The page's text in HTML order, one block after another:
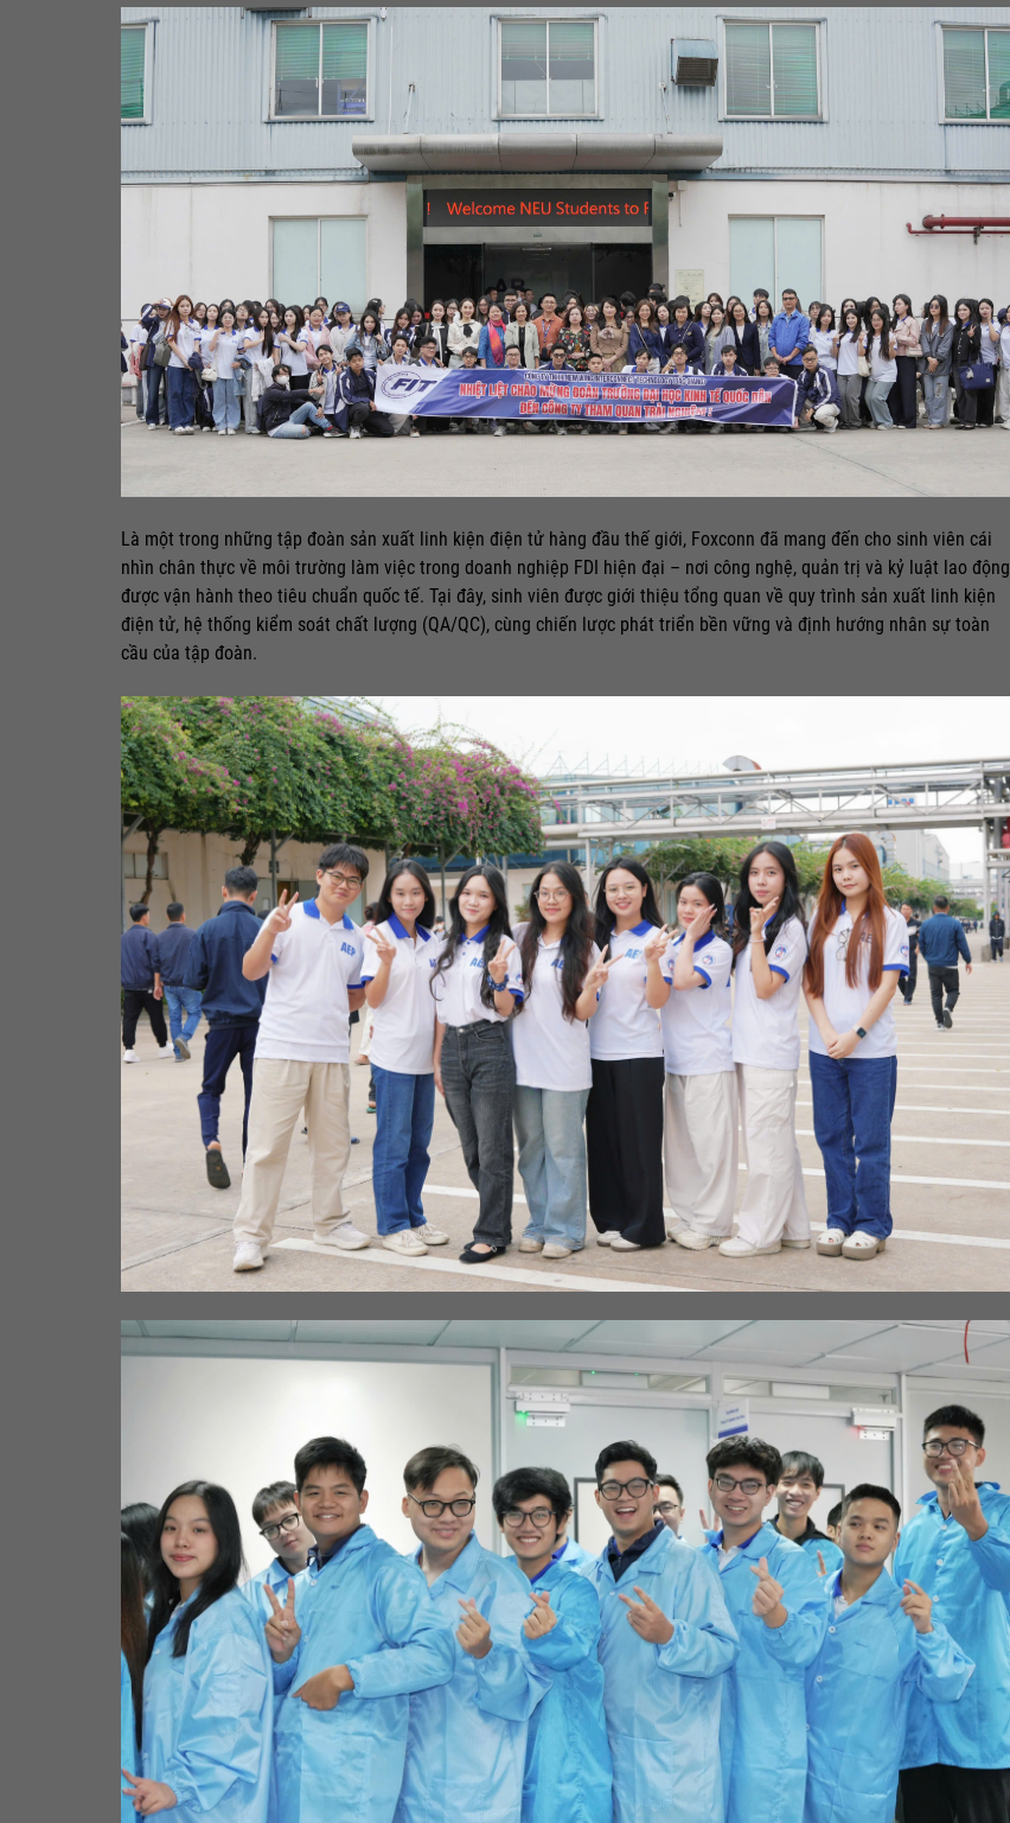
Là một trong những tập đoàn sản xuất linh kiện điện tử hàng đầu thế giới, Foxconn đã mang đến cho sinh viên cái
nhìn chân thực về môi trường làm việc trong doanh nghiệp FDI hiện đại – nơi công nghệ, quản trị và kỷ luật lao động
được vận hành theo tiêu chuẩn quốc tế. Tại đây, sinh viên được giới thiệu tổng quan về quy trình sản xuất linh kiện
điện tử, hệ thống kiểm soát chất lượng (QA/QC), cùng chiến lược phát triển bền vững và định hướng nhân sự toàn
cầu của tập đoàn.